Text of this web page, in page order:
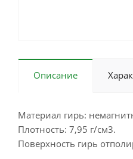
Описание
Материал гирь:
Плотность: 7,95 г/см3.
Поверхность гирь